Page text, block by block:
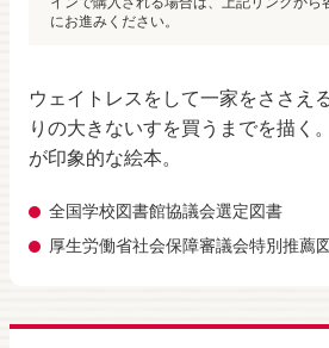
ウェイトレスをして一家をささえ
りの大きないすを買うまでを描く
が印象的な絵本。
全国学校図書館協議会選定図書
厚生労働省社会保障審議会特別推薦
にお進みください。